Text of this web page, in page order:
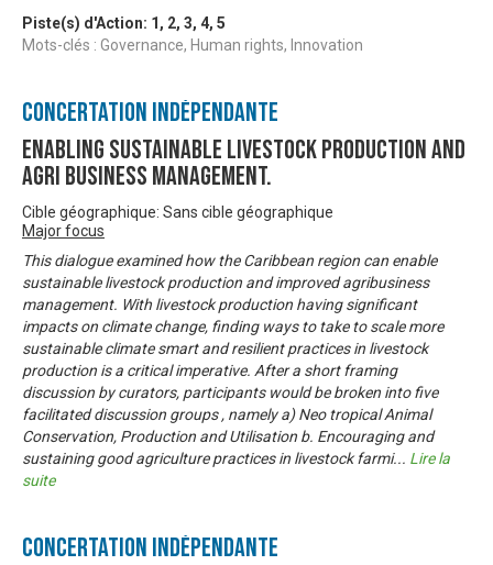
Piste(s) d'Action: 1 , 2, 3, 4, 5
Mots-clés : Governance, Human rights, Innovation
Concertation Indépendante
Enabling Sustainable livestock production and
Agri business management.
Cible géographique: Sans cible géographique
Major focus
This dialogue examined how the Caribbean region can enable
sustainable livestock production and improved agribusiness
management. With livestock production having significant
impacts on climate change, finding ways to take to scale more
sustainable climate smart and resilient practices in livestock
production is a critical imperative. After a short framing
discussion by curators, participants would be broken into five
facilitated discussion groups , namely a) Neo tropical Animal
Conservation, Production and Utilisation b. Encouraging and
sustaining good agriculture practices in livestock farmi... Lire la
suite
Concertation Indépendante